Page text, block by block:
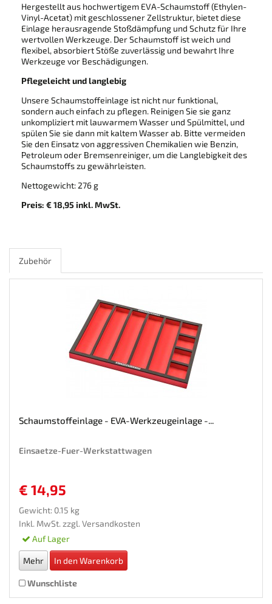
Hergestellt aus hochwertigem EVA-Schaumstoff (Ethylen-
Vinyl-Acetat) mit geschlossener Zellstruktur, bietet diese
Einlage herausragende Stoßdämpfung und Schutz für Ihre
wertvollen Werkzeuge. Der Schaumstoff ist weich und
flexibel, absorbiert Stöße zuverlässig und bewahrt Ihre
Werkzeuge vor Beschädigungen.
Pflegeleicht und langlebig
Unsere Schaumstoffeinlage ist nicht nur funktional,
sondern auch einfach zu pflegen. Reinigen Sie sie ganz
unkompliziert mit lauwarmem Wasser und Spülmittel, und
spülen Sie sie dann mit kaltem Wasser ab. Bitte vermeiden
Sie den Einsatz von aggressiven Chemikalien wie Benzin,
Petroleum oder Bremsenreiniger, um die Langlebigkeit des
Schaumstoffs zu gewährleisten.
Nettogewicht: 276 g
Preis: € 18,95 inkl. MwSt.
Zubehör
Schaumstoffeinlage - EVA-Werkzeugeinlage -...
Einsaetze-Fuer-Werkstattwagen
€ 14,95
Gewicht: 0.15 kg
Inkl. MwSt. zzgl. Versandkosten
Auf Lager
Mehr In den Warenkorb
Wunschliste